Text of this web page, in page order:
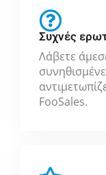
Συχνές
Λάβετε
FooSales.